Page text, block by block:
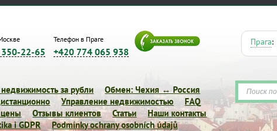
22-65
Телефон в Праге
+420 774 065 938
Прага:
за рубли
Обмен: Чехия ↔ Россия
Управление недвижимостью
FAQ
цены
Отзывы клиентов Статьи
Наши контакты
i GDPR
Podmínky ochrany osobních údajů